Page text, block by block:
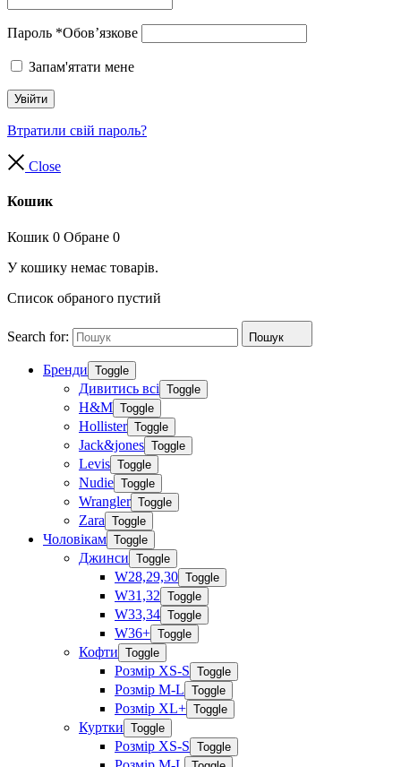
Пароль *Обов’язкове
Запам'ятати мене
Увійти
Втратили свій пароль?
Close
Кошик
Кошик 0 Обране 0
У кошику немає товарів.
Список обраного пустий
Search for: Пошук
Бренди Toggle
Дивитись всі Toggle
H&M Toggle
Hollister Toggle
Jack&jones Toggle
Levis Toggle
Nudie Toggle
Wrangler Toggle
Zara Toggle
Чоловікам Toggle
Джинси Toggle
W28,29,30 Toggle
W31,32 Toggle
W33,34 Toggle
W36+ Toggle
Кофти Toggle
Розмір XS-S Toggle
Розмір M-L Toggle
Розмір XL+ Toggle
Куртки Toggle
Розмір XS-S Toggle